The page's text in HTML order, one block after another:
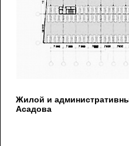
Жилой и
Асадова